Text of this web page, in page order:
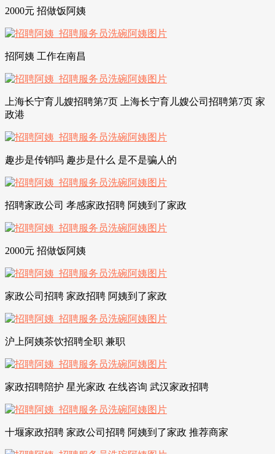
2000元 招做饭阿姨
招阿姨 工作在南昌
上海长宁育儿嫂招聘第7页 上海长宁育儿嫂公司招聘第7页 家
政港
趣步是传销吗 趣步是什么 是不是骗人的
招聘家政公司 孝感家政招聘 阿姨到了家政
2000元 招做饭阿姨
家政公司招聘 家政招聘 阿姨到了家政
沪上阿姨茶饮招聘全职 兼职
家政招聘陪护 星光家政 在线咨询 武汉家政招聘
十堰家政招聘 家政公司招聘 阿姨到了家政 推荐商家